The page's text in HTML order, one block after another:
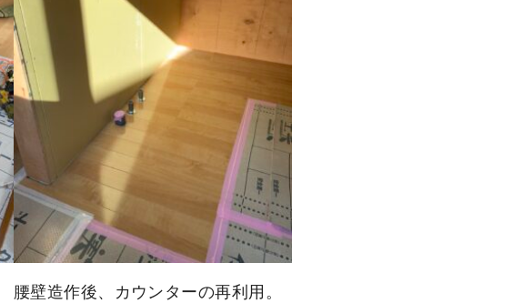
腰壁造作後、カウンターの再利用。